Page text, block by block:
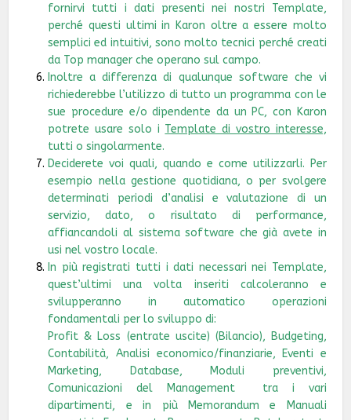
fornirvi tutti i dati presenti nei nostri Template,
perché questi ultimi in Karon oltre a essere molto
semplici ed intuitivi, sono molto tecnici perché creati
da Top manager che operano sul campo.
Inoltre a differenza di qualunque software che vi
richiederebbe l’utilizzo di tutto un programma con le
sue procedure e/o dipendente da un PC, con Karon
potrete usare solo i Template di vostro interesse,
tutti o singolarmente.
Deciderete voi quali, quando e come utilizzarli. Per
esempio nella gestione quotidiana, o per svolgere
determinati periodi d’analisi e valutazione di un
servizio, dato, o risultato di performance,
affiancandoli al sistema software che già avete in
usi nel vostro locale.
In più registrati tutti i dati necessari nei Template,
quest’ultimi una volta inseriti calcoleranno e
svilupperanno in automatico operazioni
fondamentali per lo sviluppo di:
Profit & Loss (entrate uscite) (Bilancio), Budgeting,
Contabilità, Analisi economico/finanziarie, Eventi e
Marketing, Database, Moduli preventivi,
Comunicazioni del Management tra i vari
dipartimenti, e in più Memorandum e Manuali